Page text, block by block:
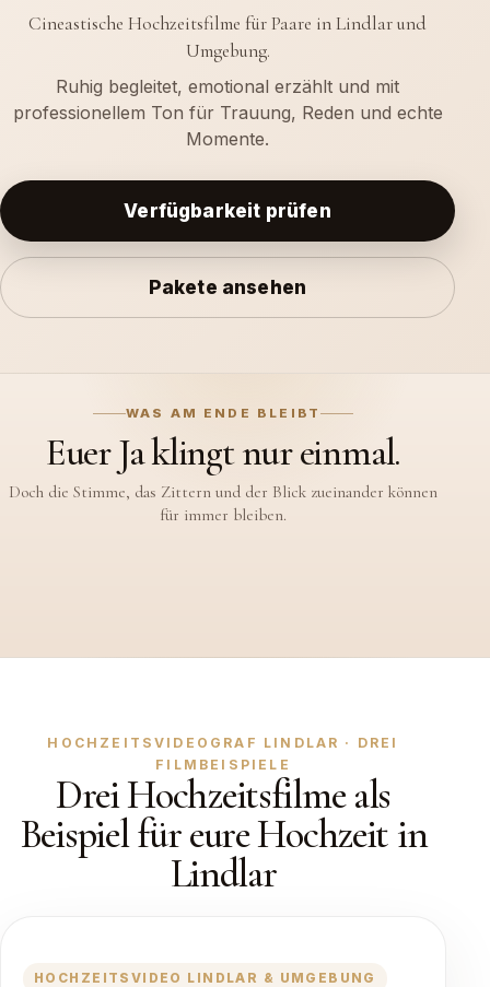
Cineastische Hochzeitsfilme für Paare in Lindlar und
Umgebung.
Ruhig begleitet, emotional erzählt und mit
professionellem Ton für Trauung, Reden und echte
Momente.
Verfügbarkeit prüfen
Pakete ansehen
WAS AM ENDE BLEIBT
Ihr werdet an diesem Tag nicht
alles sehen.
HOCHZEITSVIDEOGRAF LINDLAR · DREI
FILMBEISPIELE
Drei Hochzeitsfilme als
Beispiel für eure Hochzeit in
Lindlar
HOCHZEITSVIDEO LINDLAR & UMGEBUNG